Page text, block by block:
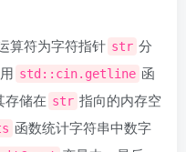
算符为字符指针 str 分
std::cin.getline 函
存储在 str 指向的内存空
函数统计字符串中数字